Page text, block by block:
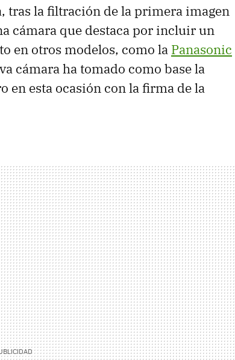
tras la filtración de la primera imagen
cámara que destaca por incluir un
en otros modelos, como la Panasonic
cámara ha tomado como base la
en esta ocasión con la firma de la